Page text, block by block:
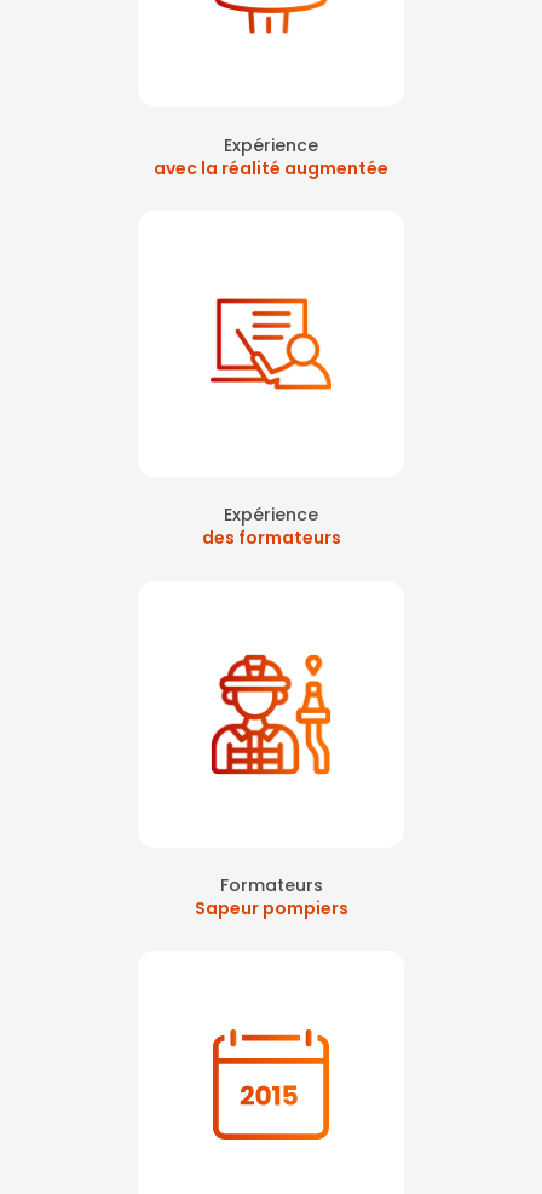
Expérience
avec la réalité augmentée
Expérience
des formateurs
Formateurs
Sapeur pompiers